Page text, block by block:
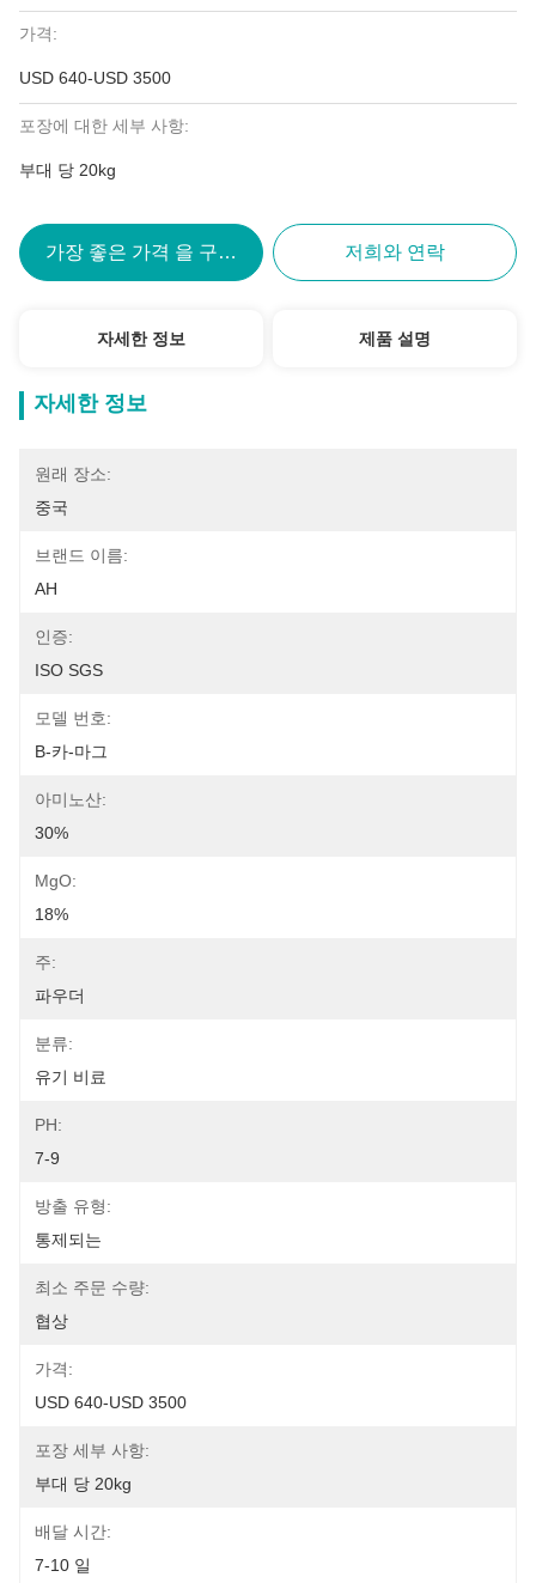
가격:
USD 640-USD 3500
포장에 대한 세부 사항:
부대 당 20kg
가장 좋은 가격 을 구하라 저희와 연락
자세한 정보 제품 설명
자세한 정보
원래 장소:
중국
브랜드 이름:
AH
인증:
ISO SGS
모델 번호:
B-카-마그
아미노산:
30%
MgO:
18%
주:
파우더
분류:
유기 비료
PH:
7-9
방출 유형:
통제되는
최소 주문 수량:
협상
가격:
USD 640-USD 3500
포장 세부 사항:
부대 당 20kg
배달 시간:
7-10 일